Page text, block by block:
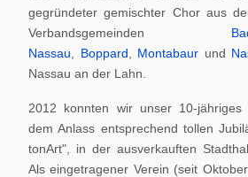
gegründeter gemischter Chor aus
Verbandsgemeinden
Nassau
Boppard Montabaur und
Nassau an der Lahn.
2012 konnten wir unser 10-jähriges
dem Anlass entsprechend tollen
tonArt", in der ausverkauften
Als eingetragener Verein (seit